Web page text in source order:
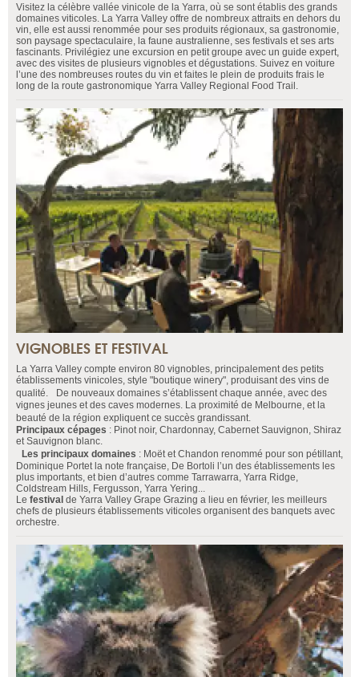
Visitez la célèbre vallée vinicole de la Yarra, où se sont établis des grands
domaines viticoles. La Yarra Valley offre de nombreux attraits en dehors du
vin, elle est aussi renommée pour ses produits régionaux, sa gastronomie,
son paysage spectaculaire, la faune australienne, ses festivals et ses arts
fascinants. Privilégiez une excursion en petit groupe avec un guide expert,
avec des visites de plusieurs vignobles et dégustations. Suivez en voiture
l’une des nombreuses routes du vin et faites le plein de produits frais le
long de la route gastronomique Yarra Valley Regional Food Trail.
VIGNOBLES ET FESTIVAL
La Yarra Valley compte environ 80 vignobles, principalement des petits
établissements vinicoles, style "boutique winery", produisant des vins de
qualité. De nouveaux domaines s’établissent chaque année, avec des
vignes jeunes et des caves modernes. La proximité de Melbourne, et la
beauté de la région expliquent ce succès grandissant.
Principaux cépages : Pinot noir, Chardonnay, Cabernet Sauvignon, Shiraz
et Sauvignon blanc.
Les principaux domaines : Moët et Chandon renommé pour son pétillant,
Dominique Portet la note française, De Bortoli l’un des établissements les
plus importants, et bien d’autres comme Tarrawarra, Yarra Ridge,
Coldstream Hills, Fergusson, Yarra Yering...
Le festival de Yarra Valley Grape Grazing a lieu en février, les meilleurs
chefs de plusieurs établissements viticoles organisent des banquets avec
orchestre.